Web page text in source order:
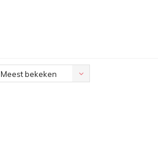
Meest bekeken